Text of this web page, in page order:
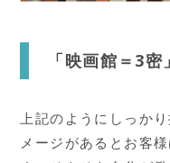
「映画館＝3
上記のようにしっか
メージがあるとお客